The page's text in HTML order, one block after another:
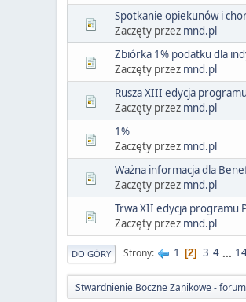
Spotkanie opiekunów i
Zaczęty przez mnd.pl
Zbiórka 1% podatku dla
Zaczęty przez mnd.pl
Rusza XIII edycja
Zaczęty przez mnd.pl
1%
Zaczęty przez mnd.pl
Ważna informacja dla
Zaczęty przez mnd.pl
Trwa XII edycja programu
Zaczęty przez mnd.pl
DO GÓRY Strony 1 2 3 4 ...
Stwardnienie Boczne Zanikowe - forum